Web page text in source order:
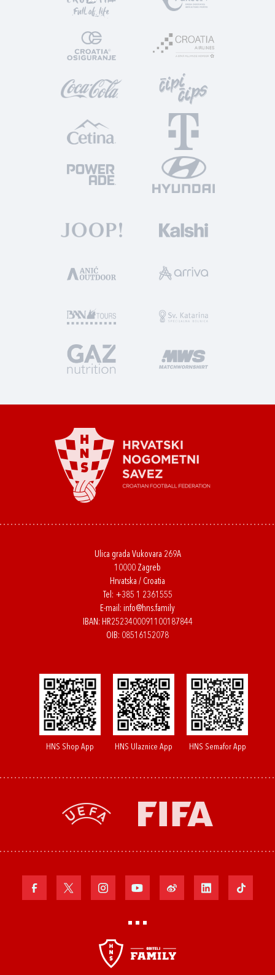
Ulica grada Vukovara 269A
10000 Zagreb
Hrvatska / Croatia
Tel: +385 1 2361555
E-mail: info@hns.family
IBAN: HR2523400091100187844
OIB: 08516152078
HNS Shop App HNS Ulaznice App HNS Semafor App